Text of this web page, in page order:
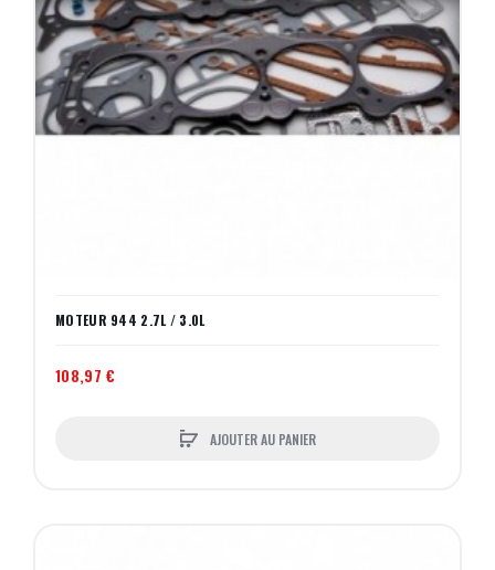
MOTEUR 944 2.7L / 3.0L
108,97 €
AJOUTER AU PANIER